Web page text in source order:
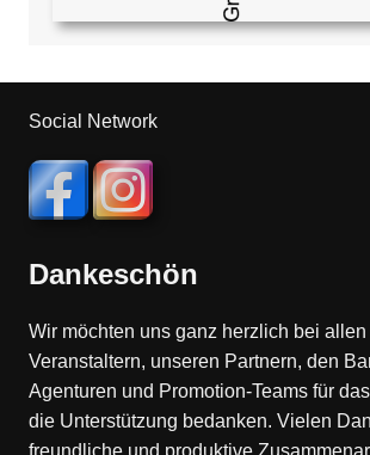
Social Network
Dankeschön
Wir möchten uns ganz herzlich bei allen
Veranstaltern, unseren Partnern, den
Agenturen und Promotion-Teams für
die Unterstützung bedanken. Vielen
freundliche und produktive